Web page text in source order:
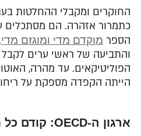
החוקרים ומקבלי ההחלטות
כתמרור אזהרה. הם מסתכלים
הספר מוקדם מדי ומוגזם מדי
והתביעה של ראשי ערים לקבל
הפוליטיקאים. עד מהרה,
הייתה הקפדה מספקת על
ארגון ה-OECD: קודם כל